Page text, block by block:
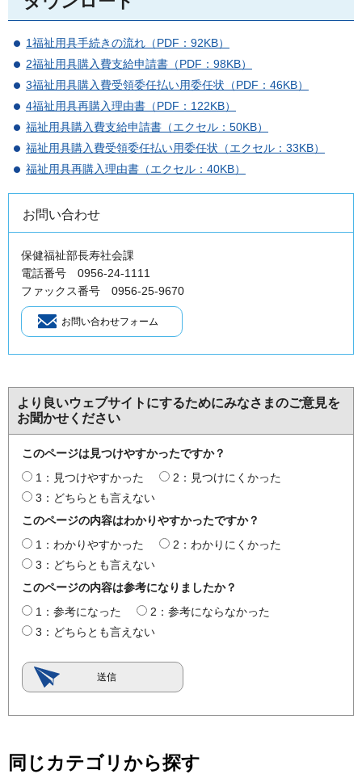
1福祉用具手続きの流れ（PDF：92KB）
2福祉用具購入費支給申請書（PDF：98KB）
3福祉用具購入費受領委任払い用委任状（PDF：46KB）
4福祉用具再購入理由書（PDF：122KB）
福祉用具購入費支給申請書（エクセル：50KB）
福祉用具購入費受領委任払い用委任状（エクセル：33KB）
福祉用具再購入理由書（エクセル：40KB）
お問い合わせ
保健福祉部長寿社会課
電話番号 0956-24-1111
ファックス番号 0956-25-9670
より良いウェブサイトにするためにみなさまのご意見を
お聞かせください
このページは見つけやすかったですか？
1：見つけやすかった
2：見つけにくかった
3：どちらとも言えない
このページの内容はわかりやすかったですか？
1：わかりやすかった
2：わかりにくかった
3：どちらとも言えない
このページの内容は参考になりましたか？
1：参考になった
2：参考にならなかった
3：どちらとも言えない
同じカテゴリから探す